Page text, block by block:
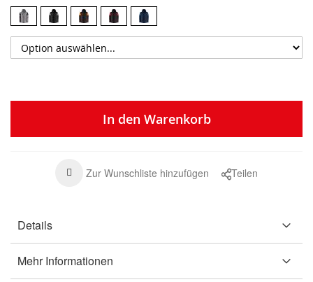
In den Warenkorb
Zur Wunschliste hinzufügen Teilen
Details
Mehr Informationen